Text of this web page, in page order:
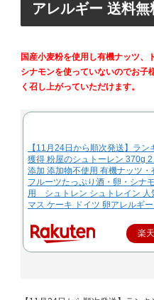
アレルギー 送料無
国産小麦粉を使用し有機ナッツ、
シナモンを使っていないのでお子
く召し上がっていただけます。
【11月24日から順次発送】ラン
獲得 粉屋のシュトーレン 370g
添加 添加物不使用 有機ナッツ・
フルーツたっぷり酒・卵・シナ
用 シュトレン シュトレイン 人
マス ケーキ ドイツ 卵アレルギ
楽